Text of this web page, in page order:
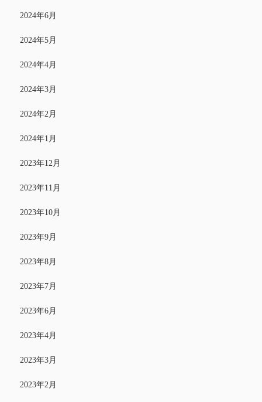
2024年6月
2024年5月
2024年4月
2024年3月
2024年2月
2024年1月
2023年12月
2023年11月
2023年10月
2023年9月
2023年8月
2023年7月
2023年6月
2023年4月
2023年3月
2023年2月